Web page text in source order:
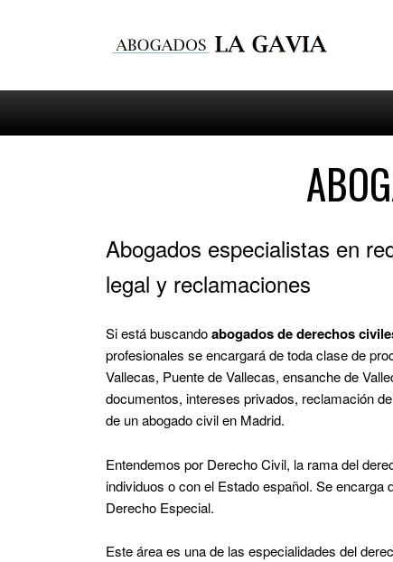
Abogados especialistas en
legal y reclamaciones
Si está buscandoabogados de derechos
profesionales se encargará de toda clase de
Vallecas, Puente de Vallecas, ensanche de
documentos, intereses privados, reclamación
de un abogado civil en Madrid.
Entendemos por Derecho Civil, la rama del
individuos o con el Estado español. Se
Derecho Especial.
Este área es una de las especialidades del